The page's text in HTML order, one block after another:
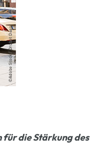
für die Stärkung des